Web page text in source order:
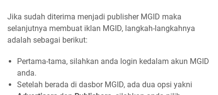
Jika sudah diterima menjadi publisher MGID maka
selanjutnya membuat iklan MGID, langkah-langkahnya
adalah sebagai berikut:
Pertama-tama, silahkan anda login kedalam akun MGID
anda.
Setelah berada di dasbor MGID, ada dua opsi yakni